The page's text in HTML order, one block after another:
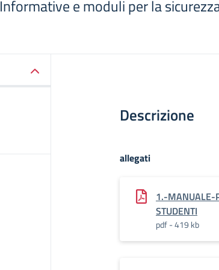
Informative e moduli per la
Descrizione
allegati
1.-MANUALE-
STUDENTI
pdf - 419 kb